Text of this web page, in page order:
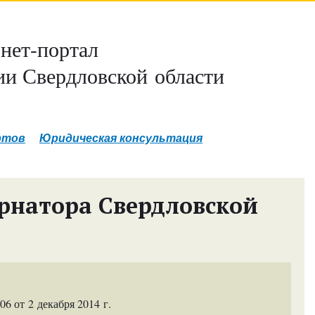
портал
Свердловской области
Юридическая консультация
Свердловской
от 2 декабря 2014 г.